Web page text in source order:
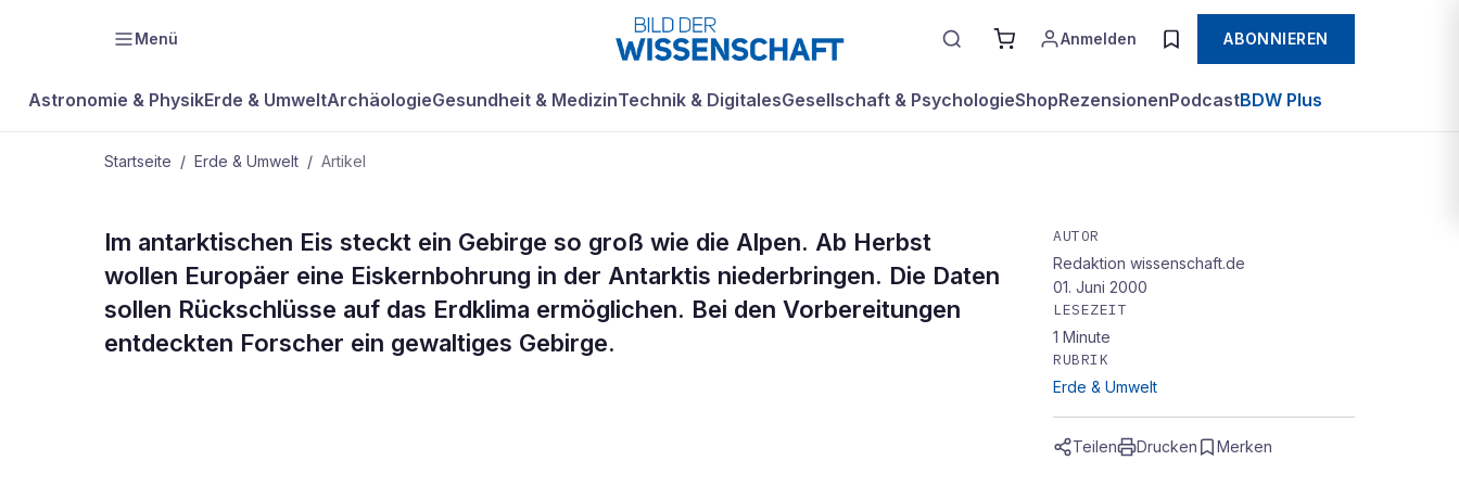
Menü Anmelden ABONNIEREN
Astronomie & PhysikErde & UmweltArchäologieGesundheit & MedizinTechnik & DigitalesGesellschaft & PsychologieShopRezensionenPodcastBDW Plus
Startseite / Erde & Umwelt / Artikel
ERDE & UMWELT
Berge im
Eisgrab
Im antarktischen Eis steckt ein Gebirge so groß wie die Alpen. Ab Herbst
wollen Europäer eine Eiskernbohrung in der Antarktis niederbringen. Die Daten
sollen Rückschlüsse auf das Erdklima ermöglichen. Bei den Vorbereitungen
entdeckten Forscher ein gewaltiges Gebirge.
AUTOR
Redaktion wissenschaft.de
01. Juni 2000
LESEZEIT
1 Minute
RUBRIK
Erde & Umwelt
Teilen Drucken Merken